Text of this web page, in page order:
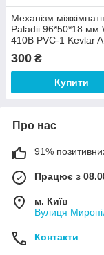
Механізм
Paladii 96*50*18 мм
410B PVC-1 Kevlar
300 ₴
Купити
Про нас
91%
Працює з
м. Київ
Вулиця
Контакти